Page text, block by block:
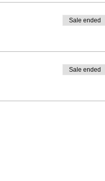
Sale ended
Sale ended